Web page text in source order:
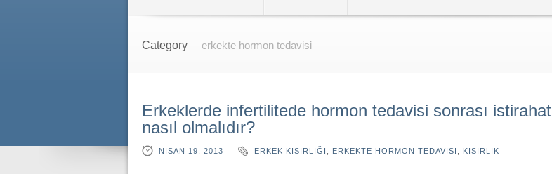
Category erkekte hormon tedavisi
Erkeklerde infertilitede hormon tedavisi sonrası istirahat
nasıl olmalıdır?
NISAN 19, 2013 ERKEK KISIRLIĞI ERKEKTE HORMON TEDAVISI KISIRLIK